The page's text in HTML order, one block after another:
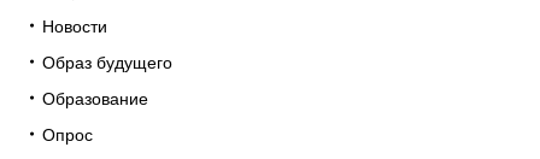
Новости
Образ будущего
Образование
Опрос